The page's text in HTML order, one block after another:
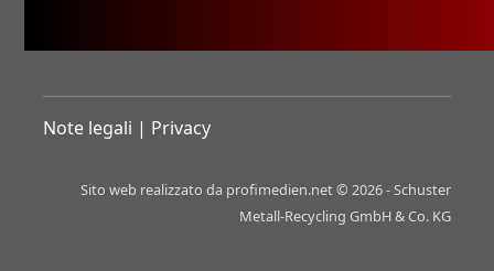
Note legali | Privacy
Sito web realizzato da profimedien.net © 2026 - Schuster
Metall-Recycling GmbH & Co. KG